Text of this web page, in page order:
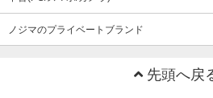
ノジマのプライベートブランド
先頭へ戻